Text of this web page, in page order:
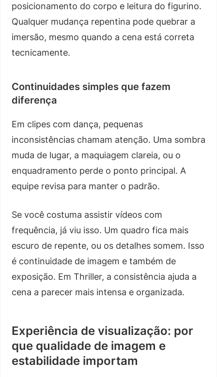
posicionamento do corpo e leitura do figurino.
Qualquer mudança repentina pode quebrar a
imersão, mesmo quando a cena está correta
tecnicamente.
Continuidades simples que fazem
diferença
Em clipes com dança, pequenas
inconsistências chamam atenção. Uma sombra
muda de lugar, a maquiagem clareia, ou o
enquadramento perde o ponto principal. A
equipe revisa para manter o padrão.
Se você costuma assistir vídeos com
frequência, já viu isso. Um quadro fica mais
escuro de repente, ou os detalhes somem. Isso
é continuidade de imagem e também de
exposição. Em Thriller, a consistência ajuda a
cena a parecer mais intensa e organizada.
Experiência de visualização: por
que qualidade de imagem e
estabilidade importam